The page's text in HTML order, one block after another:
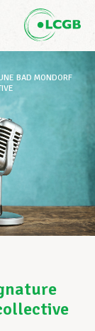
BAD MONDORF